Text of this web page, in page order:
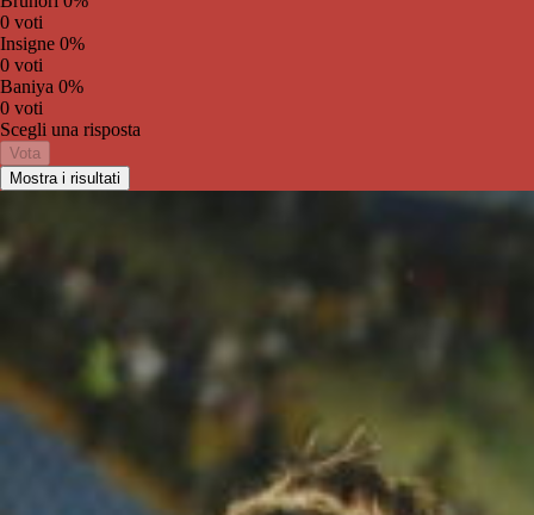
0 voti
Insigne 0%
0 voti
Baniya 0%
0 voti
Scegli una risposta
Vota
Mostra i risultati